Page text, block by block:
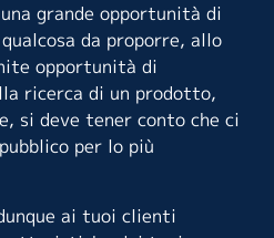
grande opportunità di
da proporre, allo
opportunità di
ricerca di un prodotto,
si deve tener conto che ci
per lo più
ai tuoi clienti